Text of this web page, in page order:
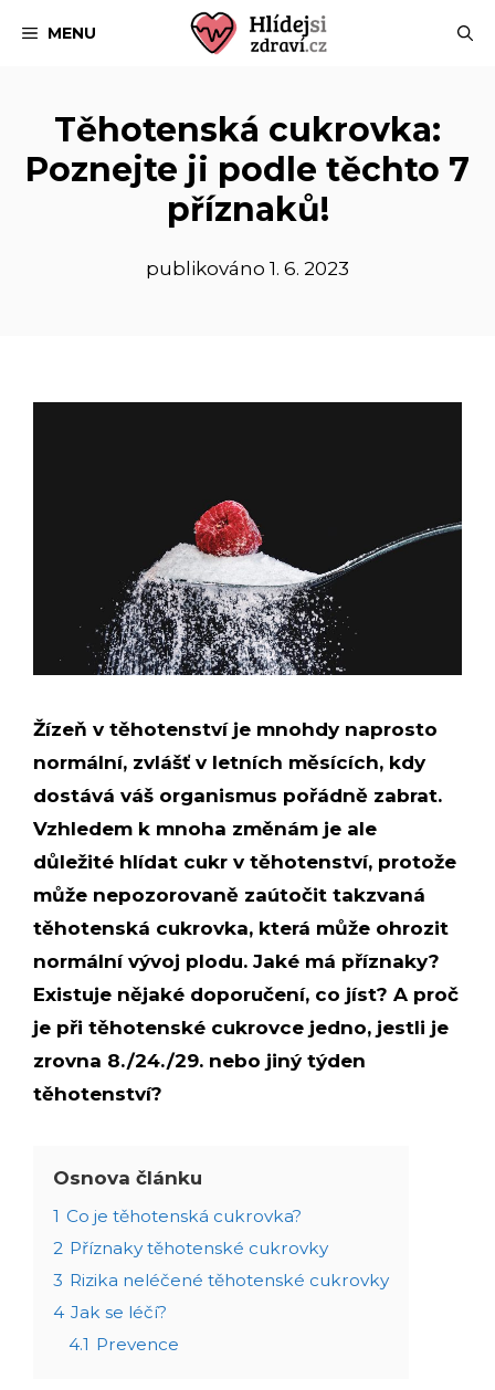
MENU
Těhotenská cukrovka:
Poznejte ji podle těchto 7
příznaků!
publikováno 1. 6. 2023
Žízeň v těhotenství je mnohdy naprosto
normální, zvlášť v letních měsících, kdy
dostává váš organismus pořádně zabrat.
Vzhledem k mnoha změnám je ale
důležité hlídat cukr v těhotenství, protože
může nepozorovaně zaútočit takzvaná
těhotenská cukrovka, která může ohrozit
normální vývoj plodu. Jaké má příznaky?
Existuje nějaké doporučení, co jíst? A proč
je při těhotenské cukrovce jedno, jestli je
zrovna 8./24./29. nebo jiný týden
těhotenství?
Osnova článku
1 Co je těhotenská cukrovka?
2 Příznaky těhotenské cukrovky
3 Rizika neléčené těhotenské cukrovky
4 Jak se léčí?
4.1 Prevence